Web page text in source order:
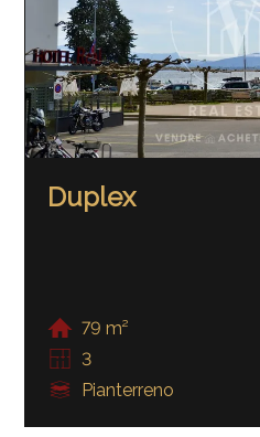
Duplex
79 m²
3
Pianterreno